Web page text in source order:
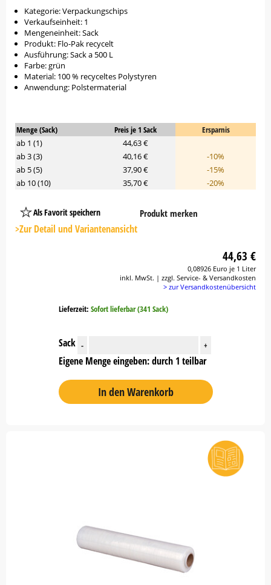
Kategorie: Verpackungschips
Verkaufseinheit: 1
Mengeneinheit: Sack
Produkt: Flo-Pak recycelt
Ausführung: Sack a 500 L
Farbe: grün
Material: 100 % recyceltes Polystyren
Anwendung: Polstermaterial
Menge (Sack) Preis je 1 Sack
Ersparnis
ab 1 (1)
44,63 €
ab 3 (3)
40,16 €
-10%
ab 5 (5)
37,90 €
-15%
ab 10 (10)
35,70 € -20%
Als Favorit speichern
Platzhalter
Button
Produkt merken
>Zur Detail und Variantenansicht
44,63 €
0,08926 Euro je 1 Liter
inkl. MwSt. | zzgl. Service- & Versandkosten
> zur Versandkostenübersicht
Lieferzeit: Sofort lieferbar (341 Sack)
Sack - +
Eigene Menge eingeben: durch 1 teilbar
In den Warenkorb